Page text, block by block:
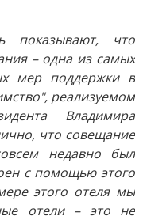
показывают, что
– одна из самых
мер поддержки в
реализуемом
Владимира
что совещание
недавно был
с помощью этого
этого отеля мы
отели – это не